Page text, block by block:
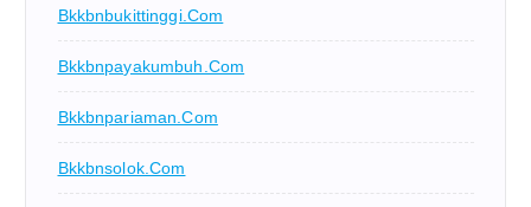
Bkkbnbukittinggi.com
Bkkbnpayakumbuh.com
Bkkbnpariaman.com
Bkkbnsolok.com